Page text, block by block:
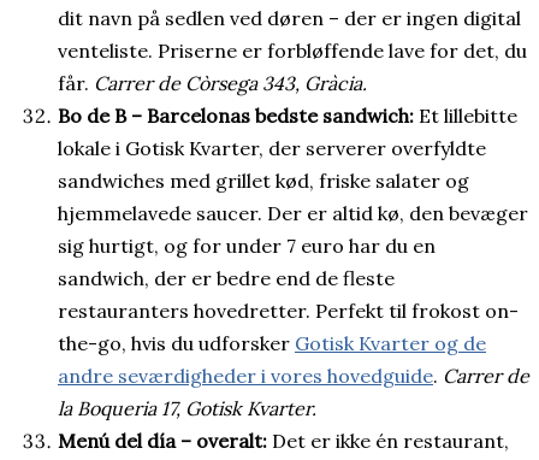
dit navn på sedlen ved døren – der er ingen digital
venteliste. Priserne er forbløffende lave for det, du
får. Carrer de Còrsega 343, Gràcia.
Bo de B – Barcelonas bedste sandwich: Et lillebitte
lokale i Gotisk Kvarter, der serverer overfyldte
sandwiches med grillet kød, friske salater og
hjemmelavede saucer. Der er altid kø, den bevæger
sig hurtigt, og for under 7 euro har du en
sandwich, der er bedre end de fleste
restauranters hovedretter. Perfekt til frokost on-
the-go, hvis du udforsker Gotisk Kvarter og de
andre seværdigheder i vores hovedguide. Carrer de
la Boqueria 17, Gotisk Kvarter.
Menú del día – overalt: Det er ikke én restaurant,